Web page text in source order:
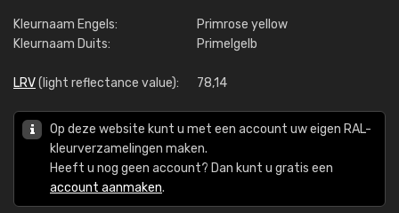
Kleurnaam Engels:
Primrose yellow
Kleurnaam Duits:
Primelgelb
LRV(light reflectance value): 78,14
Op deze website kunt u met een account uw eigen RAL-
kleurverzamelingen maken.
Heeft u nog geen account? Dan kunt u gratis een
account aanmaken.